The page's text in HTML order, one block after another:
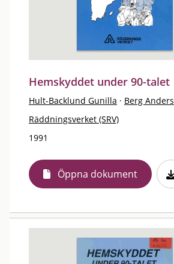
Hemskyddet under 90-talet
Hult-Backlund Gunilla · Berg Anders
Räddningsverket (SRV)
1991
Öppna dokument